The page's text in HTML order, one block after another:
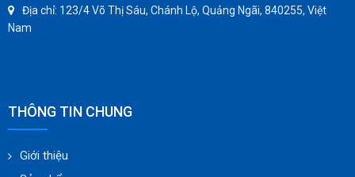
Địa chỉ: 123/4 Võ Thị Sáu, Chánh Lộ, Quảng Ngãi, 840255, Việt
Nam
THÔNG TIN CHUNG
Giới thiệu